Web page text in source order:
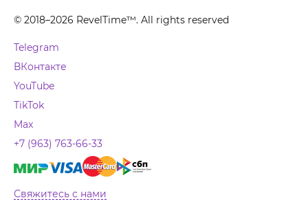
© 2018–2026 RevelTime™. All rights reserved
Telegram
ВКонтакте
YouTube
TikTok
Max
+7 (963) 763-66-33
Свяжитесь с нами